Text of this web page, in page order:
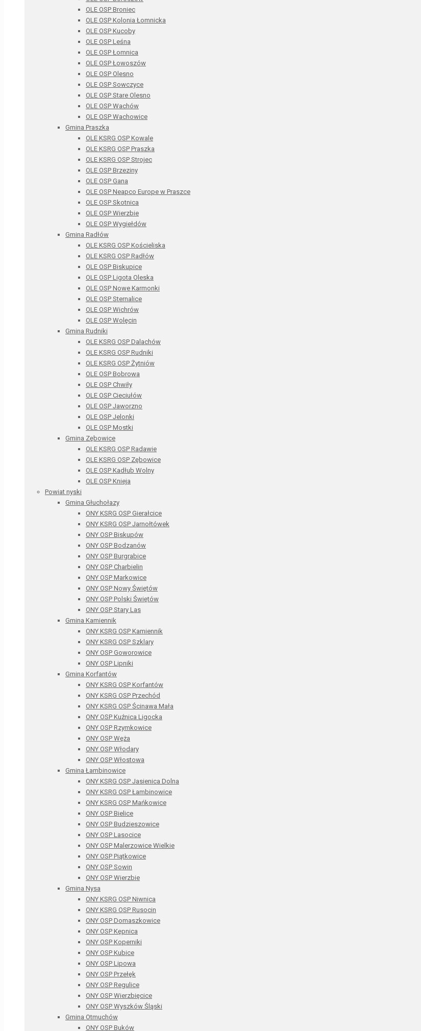
OLE OSP Broniec
OLE OSP Kolonia Łomnicka
OLE OSP Kucoby
OLE OSP Leśna
OLE OSP Łomnica
OLE OSP Łowoszów
OLE OSP Olesno
OLE OSP Sowczyce
OLE OSP Stare Olesno
OLE OSP Wachów
OLE OSP Wachowice
Gmina Praszka
OLE KSRG OSP Kowale
OLE KSRG OSP Praszka
OLE KSRG OSP Strojec
OLE OSP Brzeziny
OLE OSP Gana
OLE OSP Neapco Europe w Praszce
OLE OSP Skotnica
OLE OSP Wierzbie
OLE OSP Wygiełdów
Gmina Radłów
OLE KSRG OSP Kościeliska
OLE KSRG OSP Radłów
OLE OSP Biskupice
OLE OSP Ligota Oleska
OLE OSP Nowe Karmonki
OLE OSP Sternalice
OLE OSP Wichrów
OLE OSP Wolęcin
Gmina Rudniki
OLE KSRG OSP Dalachów
OLE KSRG OSP Rudniki
OLE KSRG OSP Żytniów
OLE OSP Bobrowa
OLE OSP Chwiły
OLE OSP Cieciułów
OLE OSP Jaworzno
OLE OSP Jelonki
OLE OSP Mostki
Gmina Zębowice
OLE KSRG OSP Radawie
OLE KSRG OSP Zębowice
OLE OSP Kadłub Wolny
OLE OSP Knieja
Powiat nyski
Gmina Głuchołazy
ONY KSRG OSP Gierałcice
ONY KSRG OSP Jarnołtówek
ONY OSP Biskupów
ONY OSP Bodzanów
ONY OSP Burgrabice
ONY OSP Charbielin
ONY OSP Markowice
ONY OSP Nowy Świętów
ONY OSP Polski Świętów
ONY OSP Stary Las
Gmina Kamiennik
ONY KSRG OSP Kamiennik
ONY KSRG OSP Szklary
ONY OSP Goworowice
ONY OSP Lipniki
Gmina Korfantów
ONY KSRG OSP Korfantów
ONY KSRG OSP Przechód
ONY KSRG OSP Ścinawa Mała
ONY OSP Kuźnica Ligocka
ONY OSP Rzymkowice
ONY OSP Węża
ONY OSP Włodary
ONY OSP Włostowa
Gmina Łambinowice
ONY KSRG OSP Jasienica Dolna
ONY KSRG OSP Łambinowice
ONY KSRG OSP Mańkowice
ONY OSP Bielice
ONY OSP Budzieszowice
ONY OSP Lasocice
ONY OSP Malerzowice Wielkie
ONY OSP Piątkowice
ONY OSP Sowin
ONY OSP Wierzbie
Gmina Nysa
ONY KSRG OSP Niwnica
ONY KSRG OSP Rusocin
ONY OSP Domaszkowice
ONY OSP Kępnica
ONY OSP Koperniki
ONY OSP Kubice
ONY OSP Lipowa
ONY OSP Przełęk
ONY OSP Regulice
ONY OSP Wierzbięcice
ONY OSP Wyszków Śląski
Gmina Otmuchów
ONY OSP Buków